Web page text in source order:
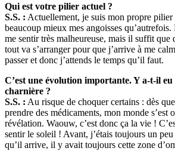
Qui est votre pilier actuel ?
S.S. : Actuellement, je suis mon propre pilier
beaucoup mieux mes angoisses
me sentir très malheureuse, mais il suffit que
tout va s’arranger pour que j’arrive à me
passer et donc j’attends le temps qu’il faut.
C’est une évolution importante. Y a-t-il
charnière ?
S.S. : Au risque de choquer certains : dès
prendre des médicaments, mon monde s’est
révélation. Waouw, c’est donc ça la vie !
sentir le soleil ! Avant, j’étais toujours un
qu’il arrive, il y avait toujours cette zone